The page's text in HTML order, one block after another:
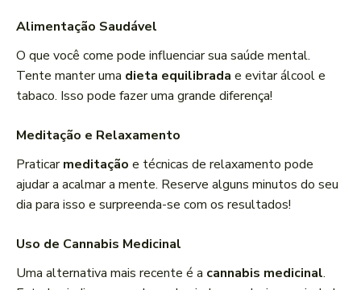
Alimentação Saudável
O que você come pode influenciar sua saúde mental.
Tente manter uma dieta equilibrada e evitar álcool e
tabaco. Isso pode fazer uma grande diferença!
Meditação e Relaxamento
Praticarmeditação e técnicas de relaxamento pode
ajudar a acalmar a mente. Reserve alguns minutos do seu
dia para isso e surpreenda-se com os resultados!
Uso de Cannabis Medicinal
Uma alternativa mais recente é a cannabis medicinal.